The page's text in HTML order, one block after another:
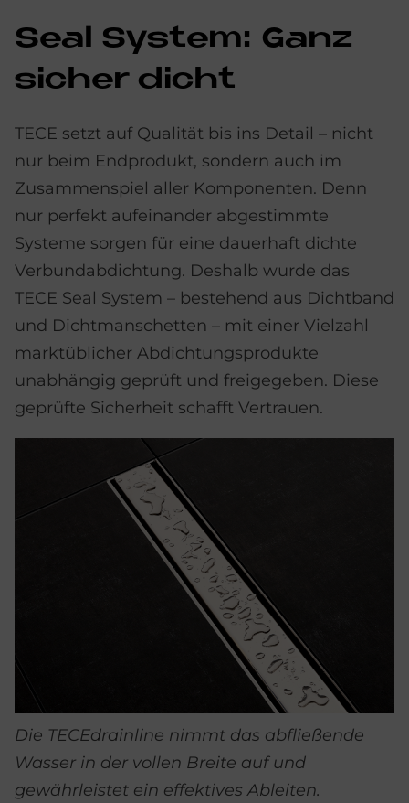
Seal Sy­stem: Ganz
si­cher dicht
TECE setzt auf Qualität bis ins Detail – nicht
nur beim Endprodukt, sondern auch im
Zusammenspiel aller Komponenten. Denn
nur perfekt aufeinander abgestimmte
Systeme sorgen für eine dauerhaft dichte
Verbundabdichtung. Deshalb wurde das
TECE Seal System – bestehend aus Dichtband
und Dichtmanschetten – mit einer Vielzahl
marktüblicher Abdichtungsprodukte
unabhängig geprüft und freigegeben. Diese
geprüfte Sicherheit schafft Vertrauen.
Die TECEdrainline nimmt das abfließende
Wasser in der vollen Breite auf und
gewährleistet ein effektives Ableiten.